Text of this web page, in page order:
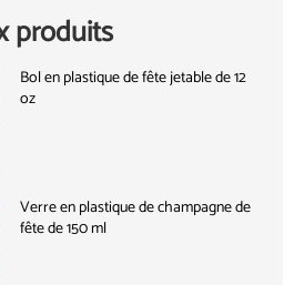
produits
Bol en plastique de fête jetable de 12
oz
Verre en plastique de champagne de
fête de 150 ml